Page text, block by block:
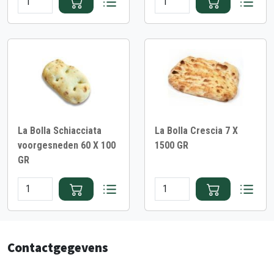
La Bolla Schiacciata
voorgesneden 60 X 100
GR
La Bolla Crescia 7 X
1500 GR
Contactgegevens